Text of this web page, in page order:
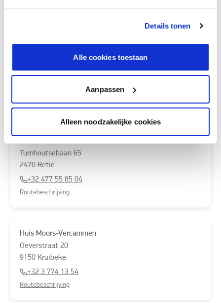
Details tonen
Alle cookies toestaan
Aanpassen
Alleen noodzakelijke cookies
6
9200 Baasrode
Turnhoutsebaan 65
2470 Retie
+32 477 55 85 04
Routebeschrijving
Huis Moors-Vercammen
Oeverstraat 20
9150 Kruibeke
+32 3 774 13 54
Routebeschrijving